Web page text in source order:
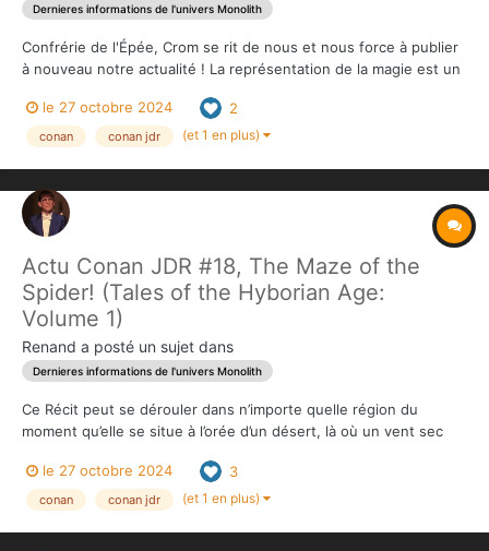
Dernieres informations de l'univers Monolith
Confrérie de l'Épée, Crom se rit de nous et nous force à publier
à nouveau notre actualité ! La représentation de la magie est un
Sorcery. De nombreux univers fantastiques sont très
spécifiques quant à leur système de magie, déta...
le 27 octobre 2024 2
conan conan jdr (et 1 en plus)
Actu Conan JDR #18, The Maze of the
Spider! (Tales of the Hyborian Age:
Volume 1)
Renand a posté un sujet dans
Dernieres informations de l'univers Monolith
Ce Récit peut se dérouler dans n’importe quelle région du
moment qu’elle se situe à l’orée d’un désert, là où un vent sec
parler d’une légende évoquant une reine de jadis, et plus
particulièrement les immenses richesses enfermées dans...
le 27 octobre 2024 3
conan conan jdr (et 1 en plus)